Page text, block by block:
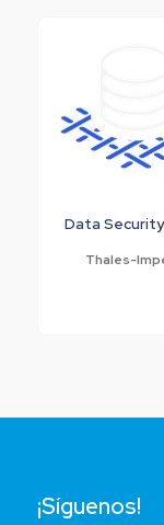
Data
Thales-
¡Síguenos!